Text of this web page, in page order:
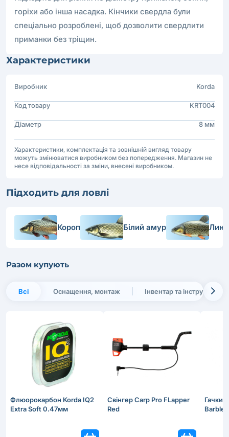
горіхи або інша насадка. Кінчики свердла були
спеціально розроблені, щоб дозволити свердлити
приманки без тріщин.
Характеристики
Виробник Korda
Код товару KRT004
Діаметр 8 мм
Характеристики, комплектація та зовнішній вигляд товару
можуть змінюватися виробником без попередження. Магазин не
несе відповідальності за зміни, внесені виробником.
Підходить для ловлі
Короп Білий амур Лин
Разом купують
Всі Оснащення, монтаж Інвентар та інструменти
Флюорокарбон Korda IQ2
Extra Soft 0.47мм
Свінгер Carp Pro FLapper
Red
Гачки